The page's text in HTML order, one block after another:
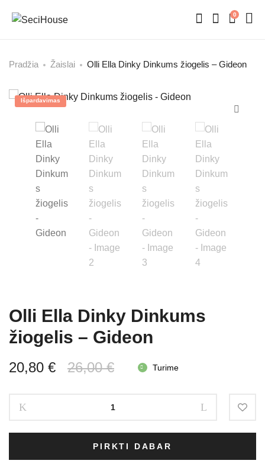
0
Pradžia Žaislai Olli Ella Dinky Dinkums žiogelis – Gideon
Išpardavimas
Olli Ella Dinky Dinkums
žiogelis – Gideon
26,00€Original
was:
26,00 €.
20,80 €
Current
is:
20,80 €.
Turime
Dinky
žiogelis
PIRKTI DABAR